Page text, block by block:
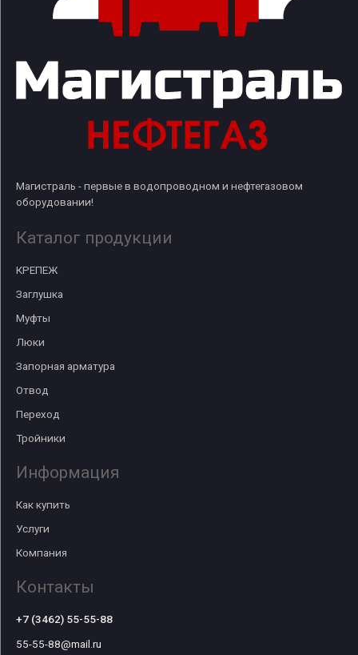
Магистраль - первые в водопроводном и нефтегазовом
оборудовании!
Каталог продукции
КРЕПЕЖ
Заглушка
Муфты
Люки
Запорная арматура
Отвод
Переход
Тройники
Информация
Как купить
Услуги
Компания
Контакты
+7 (3462) 55-55-88
55-55-88@mail.ru